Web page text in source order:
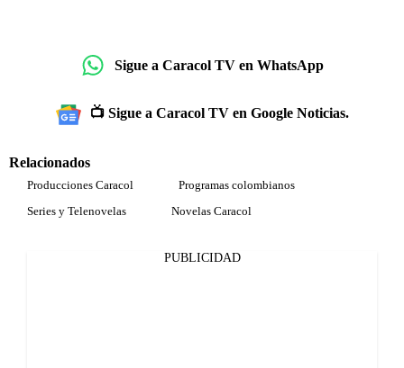
Sigue a Caracol TV en WhatsApp
📺 Sigue a Caracol TV en Google Noticias.
Relacionados
Producciones Caracol
Programas colombianos
Series y Telenovelas
Novelas Caracol
PUBLICIDAD